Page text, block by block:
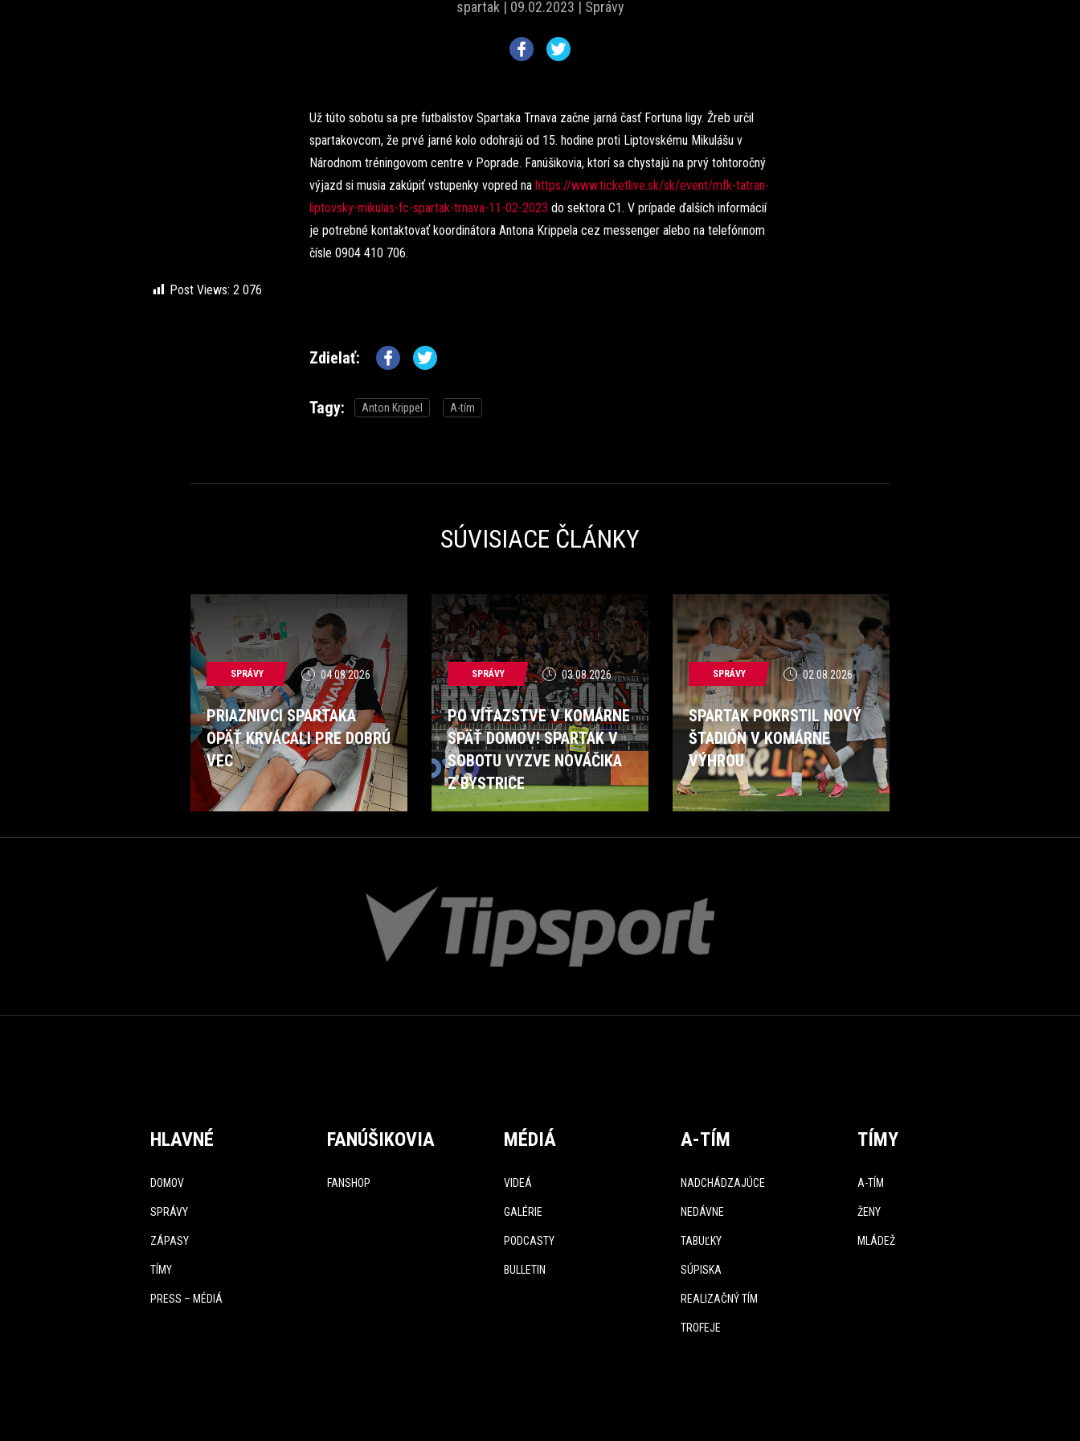
spartak | 09.02.2023 | Správy
Už túto sobotu sa pre futbalistov Spartaka Trnava začne jarná časť Fortuna ligy. Žreb určil
spartakovcom, že prvé jarné kolo odohrajú od 15. hodine proti Liptovskému Mikulášu v
Národnom tréningovom centre v Poprade. Fanúšikovia, ktorí sa chystajú na prvý tohtoročný
výjazd si musia zakúpiť vstupenky vopred na https://www.ticketlive.sk/sk/event/mfk-tatran-
liptovsky-mikulas-fc-spartak-trnava-11-02-2023 do sektora C1. V prípade ďalších informácií
je potrebné kontaktovať koordinátora Antona Krippela cez messenger alebo na telefónnom
čísle 0904 410 706.
Post Views: 2 076
Zdielať:
Tagy: Anton Krippel A-tím
SÚVISIACE ČLÁNKY
SPRÁVY 04.08.2026
PRIAZNIVCI SPARTAKA
OPÄŤ KRVÁCALI PRE DOBRÚ
VEC
SPRÁVY 03.08.2026
PO VÍŤAZSTVE V KOMÁRNE
SPÄŤ DOMOV! SPARTAK V
SOBOTU VYZVE NOVÁČIKA
Z BYSTRICE
SPRÁVY 02.08.2026
SPARTAK POKRSTIL NOVÝ
ŠTADIÓN V KOMÁRNE
VÝHROU
HLAVNÉ
DOMOV
SPRÁVY
ZÁPASY
TÍMY
PRESS – MÉDIÁ
FANÚŠIKOVIA
FANSHOP
MÉDIÁ
VIDEÁ
GALÉRIE
PODCASTY
BULLETIN
A-TÍM
NADCHÁDZAJÚCE
NEDÁVNE
TABUĽKY
SÚPISKA
REALIZAČNÝ TÍM
TROFEJE
TÍMY
A-TÍM
ŽENY
MLÁDEŽ